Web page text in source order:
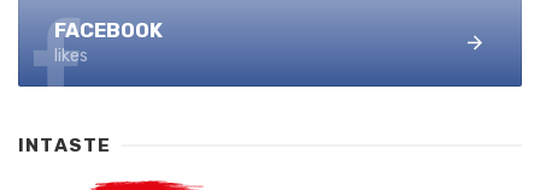
FACEBOOK
likes
INTASTE